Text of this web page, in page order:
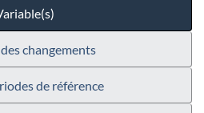
changements
de référence